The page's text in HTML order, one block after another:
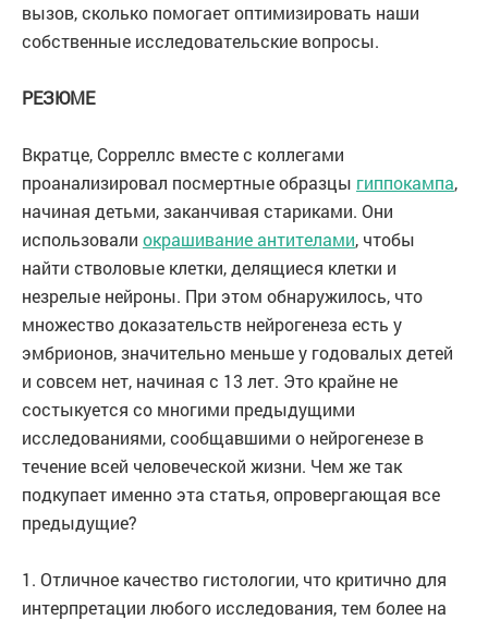
вызов, сколько помогает оптимизировать наши
собственные исследовательские вопросы.
РЕЗЮМЕ
Вкратце, Сорреллс вместе с коллегами
проанализировал посмертные образцы гиппокампа,
начиная детьми, заканчивая стариками. Они
использовали окрашивание антителами, чтобы
найти стволовые клетки, делящиеся клетки и
незрелые нейроны. При этом обнаружилось, что
множество доказательств нейрогенеза есть у
эмбрионов, значительно меньше у годовалых детей
и совсем нет, начиная с 13 лет. Это крайне не
состыкуется со многими предыдущими
исследованиями, сообщавшими о нейрогенезе в
течение всей человеческой жизни. Чем же так
подкупает именно эта статья, опровергающая все
предыдущие?
1. Отличное качество гистологии, что критично для
интерпретации любого исследования, тем более на